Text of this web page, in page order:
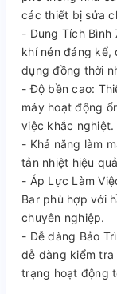
các thiết bị sửa
- Dung Tích
khí nén đáng kể,
dụng đồng thời
- Độ bền cao:
máy hoạt động
việc khắc nghiệt.
- Khả năng làm
tản nhiệt hiệu
- Áp Lực Làm
Bar phù hợp với
chuyên nghiệp.
- Dễ dàng Bảo
dễ dàng kiểm
trạng hoạt động